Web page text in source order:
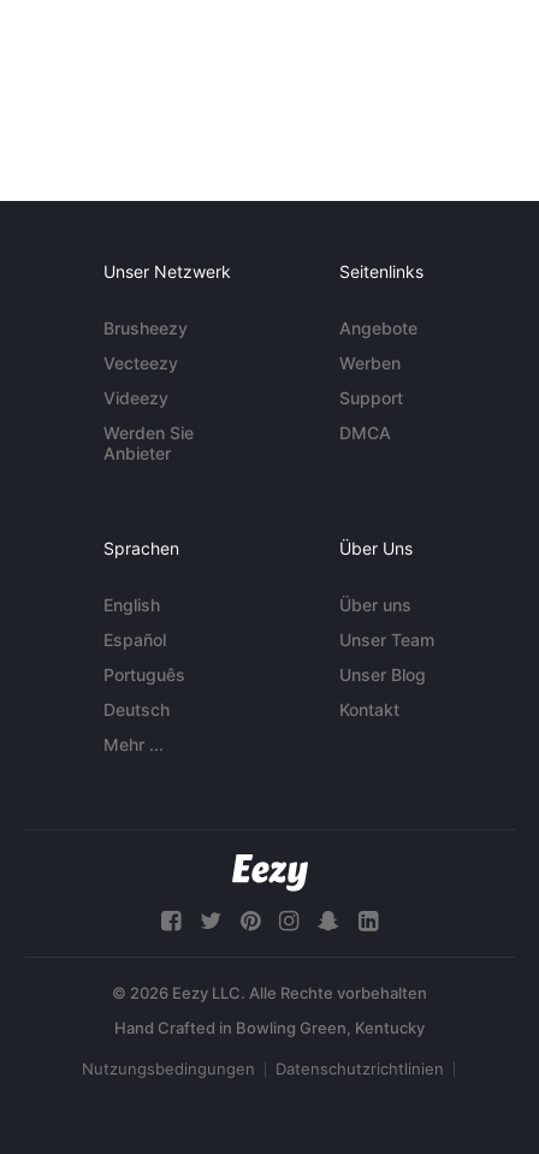
Unser Netzwerk
Brusheezy
Vecteezy
Videezy
Werden Sie
Anbieter
Seitenlinks
Angebote
Werben
Support
DMCA
Sprachen
English
Español
Português
Deutsch
Mehr ...
Über Uns
Über uns
Unser Team
Unser Blog
Kontakt
© 2026 Eezy LLC. Alle Rechte vorbehalten
Nutzungsbedingungen Datenschutzrichtlinien